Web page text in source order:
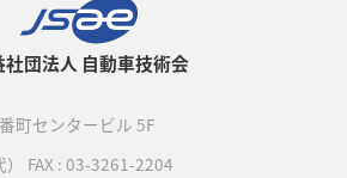
社団法人 自動車技術会
町センタービル 5F
） FAX : 03-3261-2204